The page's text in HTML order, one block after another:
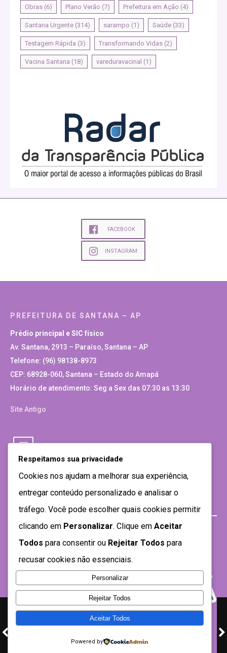
Obras (6) Plano Verão (7) Prefeitura em Ação (4)
Santana Urgente (314) sarampo (1) Saúde (33)
Testagem Rápida (3) Transformando Vidas (2)
Vacina Santana (18) vareduravacinal (1)
FACEBOOK
INSTAGRAM
PREFEITURA DE SANTANA – AP
Prédio principal e SIC físico
Av. Santana, 2913 – Paraíso, Santana – AP
Telefone: (96) 98138-8973
CEP: 68928-060, Santana – Estado do Amapá
Horário de atendimento: Seg a Sex das 07:30 as 13:30
Site Antigo
Respeitamos sua privacidade
Cookies nos ajudam a melhorar sua experiência,
entregar conteúdo personalizado e analisar o
tráfego. Você pode escolher quais cookies permitir
clicando em Personalizar. Clique em Aceitar
Todos para consentir ou Rejeitar Todos para
recusar cookies não essenciais.
Personalizar
Rejeitar Todos
Aceitar Todos
Powered by